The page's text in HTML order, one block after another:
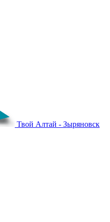
Твой Алтай - Зыряновск